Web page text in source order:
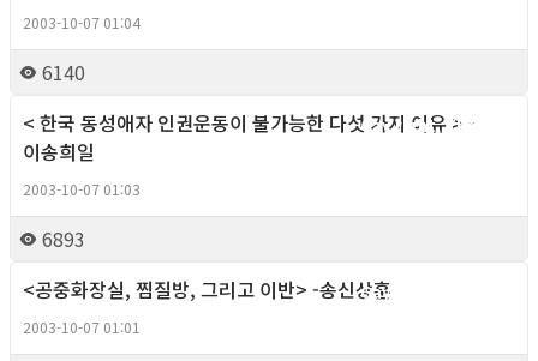
2003-10-07 01:04
6140
Gay right, Theory
< 한국 동성애자 인권운동이 불가능한 다섯 가지 이유 > -
이송희일
2003-10-07 01:03
6893
Gay right, Theory
<공중화장실, 찜질방, 그리고 이반> -송신상훈
2003-10-07 01:01